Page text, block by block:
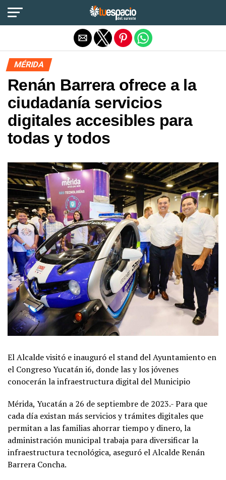
MÉRIDA
Renán Barrera ofrece a la
ciudadanía servicios
digitales accesibles para
todas y todos
El Alcalde visitó e inauguró el stand del Ayuntamiento en
el Congreso Yucatán i6, donde las y los jóvenes
conocerán la infraestructura digital del Municipio
Mérida, Yucatán a 26 de septiembre de 2023.- Para que
cada día existan más servicios y trámites digitales que
permitan a las familias ahorrar tiempo y dinero, la
administración municipal trabaja para diversificar la
infraestructura tecnológica, aseguró el Alcalde Renán
Barrera Concha.
Salir de la versión móvil